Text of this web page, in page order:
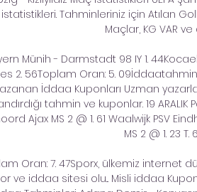
Tahminleriniz için Atılan
Maçlar, KG VAR ve
Münih - Darmstadt 98 IY 1.
2. 56Toplam Oran: 5.
İddaa Kuponları Uzman
tahmin ve kuponlar. 19
Ajax MS 2 @ 1. 61 Waalwijk PSV
MS 2 @ 1. 23 T.
Oran: 7. 47Sporx, ülkemiz internet
ve iddaa sitesi olu... Misli iddaa